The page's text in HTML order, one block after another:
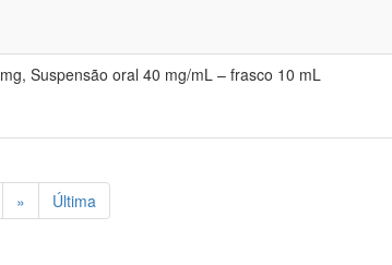
Suspensão oral 40 mg/mL – frasco 10 mL
» Última